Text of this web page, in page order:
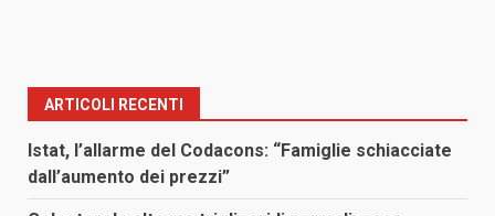
ARTICOLI RECENTI
Istat, l’allarme del Codacons: “Famiglie schiacciate
dall’aumento dei prezzi”